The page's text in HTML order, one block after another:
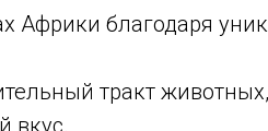
Африки благодаря
тракт
вкус.